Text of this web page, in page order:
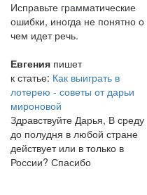
Исправьте грамматические
ошибки, иногда не понятно о
чем идет речь.
Евгения пишет
к статье: Как выиграть в
лотерею - советы от дарьи
мироновой
Здравствуйте Дарья, В среду
до полудня в любой стране
действует или в только в
России? Спасибо